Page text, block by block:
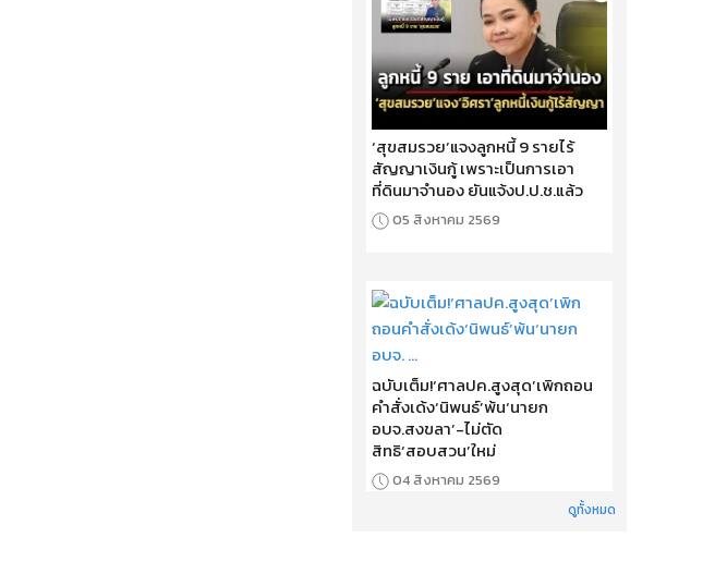
‘สุขสมรวย’แจงลูกหนี้ 9 รายไร้
สัญญาเงินกู้ เพราะเป็นการเอา
ที่ดินมาจำนอง ยันแจ้งป.ป.ช.แล้ว
05 สิงหาคม 2569
ฉบับเต็ม!‘ศาลปค.สูงสุด’เพิกถอน
คำสั่งเด้ง‘นิพนธ์’พ้น‘นายก
อบจ.สงขลา’-ไม่ตัด
สิทธิ‘สอบสวน’ใหม่
04 สิงหาคม 2569
ดูทั้งหมด